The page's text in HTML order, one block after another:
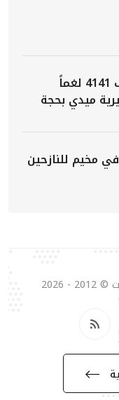
مشروع "مسام" يتلف 4141 لغماً
ميدي بحجة
مخيم للنازحين
2026